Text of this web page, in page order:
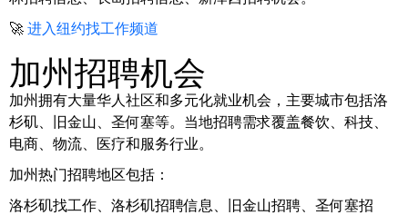
🚀 进入纽约找工作频道
加州招聘机会
加州拥有大量华人社区和多元化就业机会，主要城市包括洛
杉矶、旧金山、圣何塞等。当地招聘需求覆盖餐饮、科技、
电商、物流、医疗和服务行业。
加州热门招聘地区包括：
洛杉矶找工作、洛杉矶招聘信息、旧金山招聘、圣何塞招